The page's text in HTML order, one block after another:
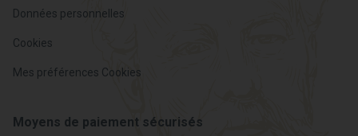
Données personnelles
Cookies
Mes préférences Cookies
Moyens de paiement sécurisés